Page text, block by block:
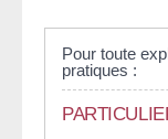
Pour toute
pratiques :